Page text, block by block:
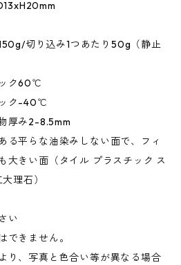
切り込み1つあたり50g（静止
ック60℃
ック-40℃
厚み2-8.5mm
る平らな油染みしない面で、フィ
大きい面（タイル プラスチック ス
理石）
い
できません。
り、写真と色合い等が異なる場合